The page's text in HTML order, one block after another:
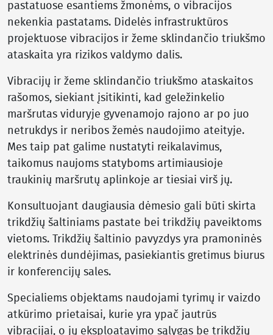
pastatuose esantiems žmonėms, o vibracijos
nekenkia pastatams. Didelės infrastruktūros
projektuose vibracijos ir žeme sklindančio triukšmo
ataskaita yra rizikos valdymo dalis.
Vibracijų ir žeme sklindančio triukšmo ataskaitos
rašomos, siekiant įsitikinti, kad geležinkelio
maršrutas viduryje gyvenamojo rajono ar po juo
netrukdys ir neribos žemės naudojimo ateityje.
Mes taip pat galime nustatyti reikalavimus,
taikomus naujoms statyboms artimiausioje
traukinių maršrutų aplinkoje ar tiesiai virš jų.
Konsultuojant daugiausia dėmesio gali būti skirta
trikdžių šaltiniams pastate bei trikdžių paveiktoms
vietoms. Trikdžių šaltinio pavyzdys yra pramoninės
elektrinės dundėjimas, pasiekiantis gretimus biurus
ir konferencijų sales.
Specialiems objektams naudojami tyrimų ir vaizdo
atkūrimo prietaisai, kurie yra ypač jautrūs
vibracijai, o jų eksploatavimo sąlygas be trikdžių